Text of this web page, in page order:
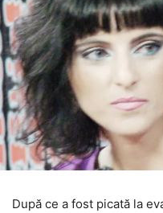
După ce a fost picată la